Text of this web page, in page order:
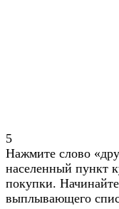
5
Нажмите слово
населенный пункт
покупки.
выплывающего